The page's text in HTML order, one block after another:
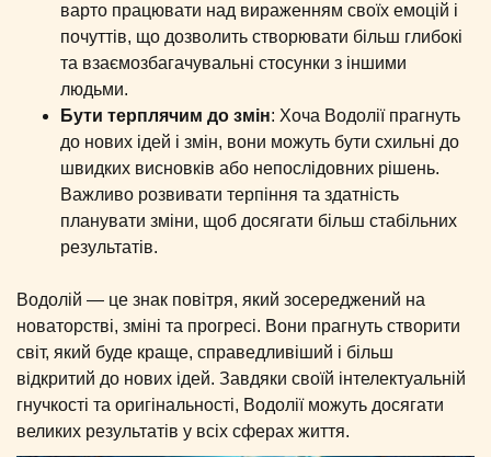
варто працювати над вираженням своїх емоцій і
почуттів, що дозволить створювати більш глибокі
та взаємозбагачувальні стосунки з іншими
людьми.
Бути терплячим до змін: Хоча Водолії прагнуть
до нових ідей і змін, вони можуть бути схильні до
швидких висновків або непослідовних рішень.
Важливо розвивати терпіння та здатність
планувати зміни, щоб досягати більш стабільних
результатів.
Водолій — це знак повітря, який зосереджений на
новаторстві, зміні та прогресі. Вони прагнуть створити
світ, який буде краще, справедливіший і більш
відкритий до нових ідей. Завдяки своїй інтелектуальній
гнучкості та оригінальності, Водолії можуть досягати
великих результатів у всіх сферах життя.